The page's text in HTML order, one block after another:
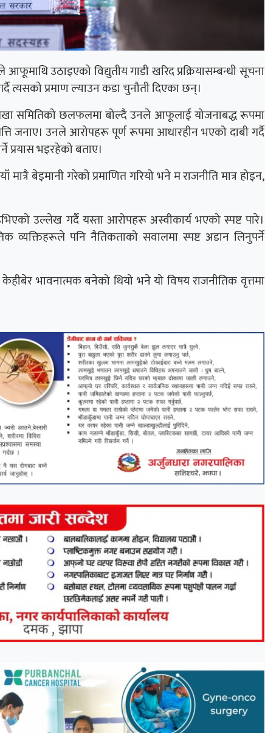
आफूमाथि उठाइएको विद्युतीय गाडी खरिद प्रक्रियासम्बन्धी सूचना
त्यसको प्रमाण ल्याउन कडा चुनौती दिएका छन्।
लेखा समितिको छलफलमा बोल्दै उनले आफूलाई योजनाबद्ध रूपमा
जनाए। उनले आरोपहरू पूर्ण रूपमा आधारहीन भएको दाबी गर्दै
प्रयास भइरहेको बताए।
बेइमानी गरेको प्रमाणित गरियो भने म राजनीति मात्र होइन,
उल्लेख गर्दै यस्ता आरोपहरू अस्वीकार्य भएको स्पष्ट पारे।
व्यक्तिहरूले पनि नैतिकताको सवालमा स्पष्ट अडान लिनुपर्ने
भावनात्मक बनेको थियो भने यो विषय राजनीतिक वृत्तमा